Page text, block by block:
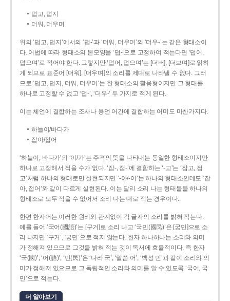
덥고, 덥지
더워, 더우며
위의 ‘덥고, 덥지’에서의 ‘덥-­’과 ‘더워, 더우며’의 ‘더우-­’는 같은 형태소이
다. 어법에 따라 형태소의 본모양을 ‘덥-­’으로 고정하여 적는다면 ‘덥어,
덥으며’로 적어야 한다. 그렇지만 ‘덥어, 덥으며’는 [더버], [더브며]로 읽히
게 되므로 표준어 [더워], [더우며]의 소리를 제대로 나타낼 수 없다. 그러
므로 ‘덥고, 덥지, 더워, 더우며’는 한 형태소의 활용형이지만 그 형태를
하나로 고정할 수 없고 ‘덥-’, ‘더우-’ 두 가지로 적게 된다.
이는 체언에 결합하는 조사나 용언 어간에 결합하는 어미도 마찬가지다.
하늘이/바다가
잡아/접어
‘하늘이, 바다가’의 ‘이/가’는 주격의 뜻을 나타내는 동일한 형태소이지만
하나로 고정해서 적을 수가 없다. ‘잡-, 접-’에 결합하는 ‘-고’는 ‘잡고, 접
고’처럼 하나의 형태로만 실현되지만 ‘-아/-어’는 하나의 형태소인데도 ‘잡
아, 접어’와 같이 다르게 실현된다. 이는 달리 소리 나는 형태들을 하나의
형태소로 모두 적을 수 없어서 소리 나는 대로 적는 경우이다.
한편 한자어는 이러한 원리와 관계없이 각 글자의 소리를 밝혀 적는다.
예를 들어 ‘국어(國語)’는 [구거]로 소리 나고 ‘국민(國民)’은 [궁민]으로 소
리 나지만 ‘구거’, ‘궁민’으로 적지 않는다. 한자 하나하나는 소리와 의미
가 정해져 있으므로 그것을 밝혀 적는 것이 독서에 효율적이다. 즉 한자
‘국(國)’, ‘어(語)’, ‘민(民)’은 ‘나라 국’, ‘말씀 어’, ‘백성 민’과 같이 소리와 의
미가 정해져 있으므로 그 독립적인 소리와 의미를 알 수 있도록 ‘국어, 국
민’으로 적는다.
더 알아보기